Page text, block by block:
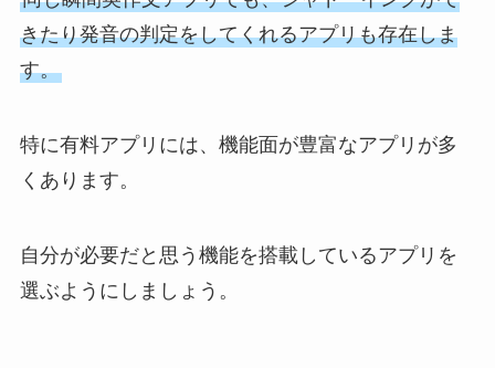
きたり発音の判定をしてくれるアプリも存在しま
す。
特に有料アプリには、機能面が豊富なアプリが多
くあります。
自分が必要だと思う機能を搭載しているアプリを
選ぶようにしましょう。